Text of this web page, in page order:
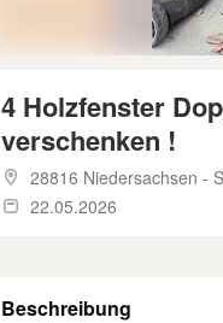
4 Holzfenster
verschenken !
28816 Niedersachsen -
22.05.2026
Beschreibung